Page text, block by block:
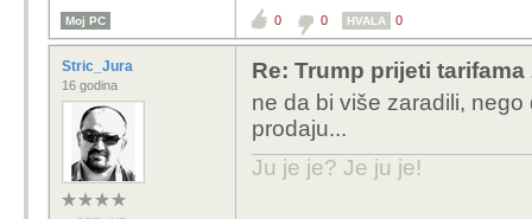
Moj PC 0 0 HVALA 0
Stric_Jura
16 godina
Re: Trump prijeti
ne da bi više zaradili,
prodaju...
Ju je je? Je ju je!